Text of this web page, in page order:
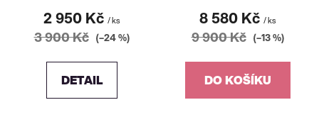
2 950 Kč / ks
3 900 Kč (–24 %)
DETAIL
8 580 Kč / ks
9 900 Kč (–13 %)
DO KOŠÍKU